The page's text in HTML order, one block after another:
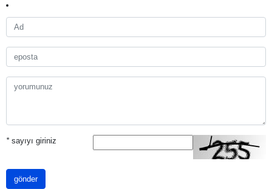
*sayıyı giriniz
gönder